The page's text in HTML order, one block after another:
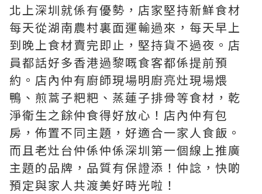
北上深圳就係有優勢，店家堅持新鮮食材
每天從湖南農村裏面運輸過來，每天早上
到晚上食材賣完即止，堅持貨不過夜。店
員都話好多香港過黎嘅食客都係提前預
約。店內仲有廚師現場明廚亮灶現場煨
鴨、煎蒿子粑粑、蒸蓮子排骨等食材，乾
淨衛生之餘仲食得好放心！店內仲有包
房，佈置不同主題，好適合一家人食飯。
而且老灶台仲係仲係深圳第一個線上推廣
主題的品牌，品質有保證添！仲諗，快啲
預定與家人共渡美好時光啦！